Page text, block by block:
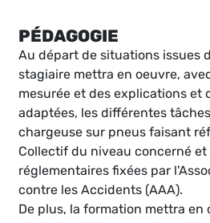
PÉDAGOGIE
Au départ de situations issues
stagiaire mettra en oeuvre,
mesurée et des explications et
adaptées, les différentes
chargeuse sur pneus faisant
Collectif du niveau concerné
réglementaires fixées par
contre les Accidents (AAA).
De plus, la formation mettra en